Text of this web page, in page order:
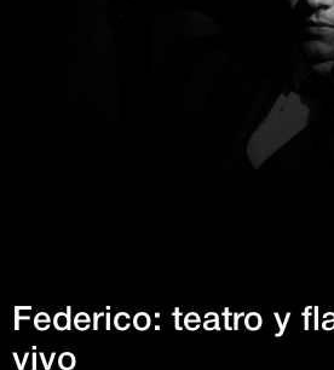
Federico: teatro y
vivo